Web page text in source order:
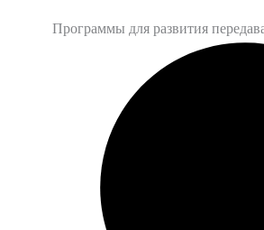
Программы для развития